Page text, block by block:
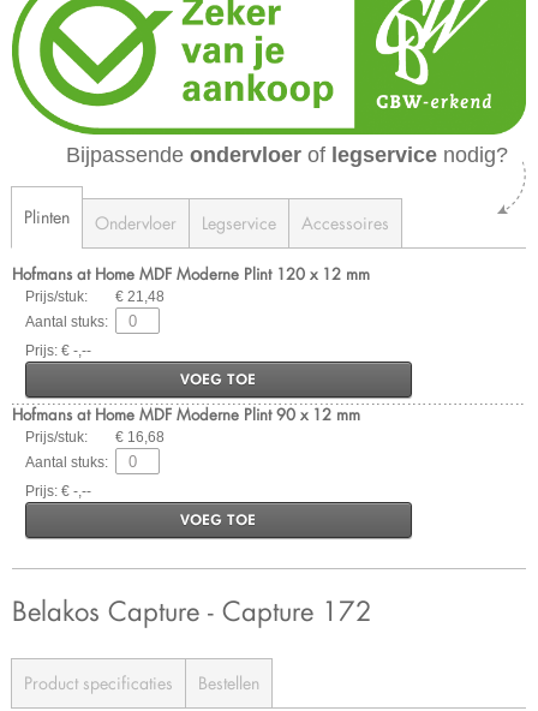
Bijpassende ondervloer of legservice nodig?
Plinten Ondervloer Legservice Accessoires
Hofmans at Home MDF Moderne Plint 120 x 12 mm
Prijs/stuk:
€ 21,48
Aantal stuks:
Prijs: € -,--
VOEG TOE
Hofmans at Home MDF Moderne Plint 90 x 12 mm
Prijs/stuk:
€ 16,68
Aantal stuks:
Prijs: € -,--
VOEG TOE
Belakos Capture - Capture 172
Product specificaties Bestellen